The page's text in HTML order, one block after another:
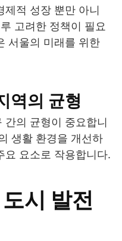
제적 성장 뿐만 아니
고려한 정책이 필요
서울의 미래를 위한
역의 균형
간의 균형이 중요합니
생활 환경을 개선하
요 요소로 작용합니다.
시 발전